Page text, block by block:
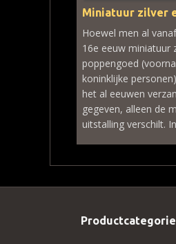
Miniatuur zilver
Hoewel men al
16e eeuw miniatuur
poppengoed
koninklijke
het al eeuwen
gegeven, alleen de
uitstalling verschilt.